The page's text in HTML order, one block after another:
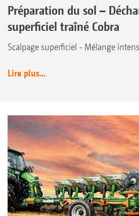
Préparation du sol –
superficiel traîné Cobra
Scalpage superficiel - Mélange
Lire plus...